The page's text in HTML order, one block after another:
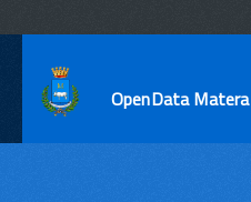
OpenData Matera